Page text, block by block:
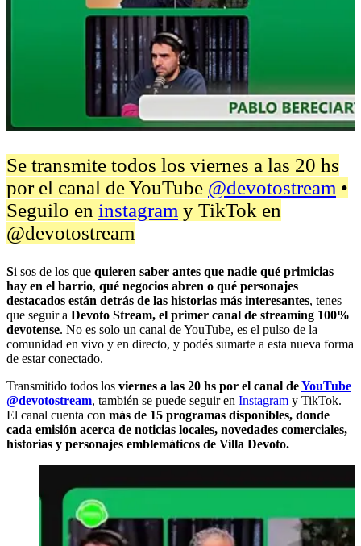
Se transmite todos los viernes a las 20 hs
por el canal de YouTube @devotostream •
Seguilo en instagram y TikTok en
@devotostream
Si sos de los que quieren saber antes que nadie qué primicias
hay en el barrio, qué negocios abren o qué personajes
destacados están detrás de las historias más interesantes, tenes
que seguir a Devoto Stream, el primer canal de streaming 100%
devotense. No es solo un canal de YouTube, es el pulso de la
comunidad en vivo y en directo, y podés sumarte a esta nueva forma
de estar conectado.
Transmitido todos los viernes a las 20 hs por el canal deYouTube
@devotostream, también se puede seguir en Instagram y TikTok.
El canal cuenta con más de 15 programas disponibles, donde
cada emisión acerca de noticias locales, novedades comerciales,
historias y personajes emblemáticos de Villa Devoto.